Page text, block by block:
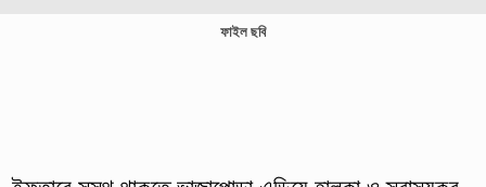
ফাইল ছবি